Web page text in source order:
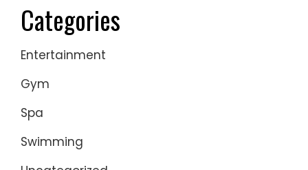
Categories
Entertainment
Gym
Spa
Swimming